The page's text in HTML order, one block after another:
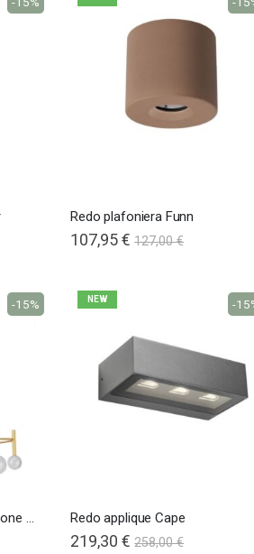
Redo plafoniera Funn
107,95 € 127,00 €
Redo lampada a sospensione Bolla
-15% NEW
Redo applique Cape
219,30 € 258,00 €
-